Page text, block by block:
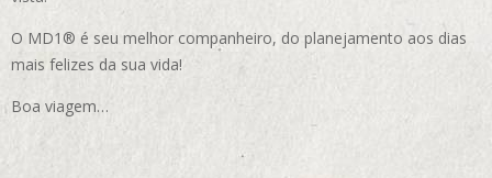
O MD1® é seu melhor companheiro, do planejamento aos dias
mais felizes da sua vida!
Boa viagem…